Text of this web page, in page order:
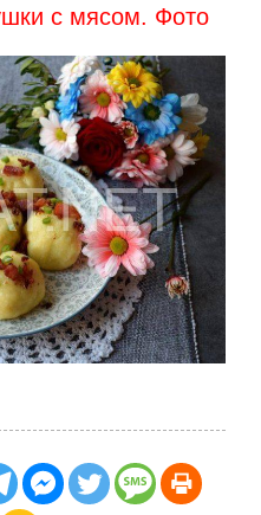
с мясом. Фото